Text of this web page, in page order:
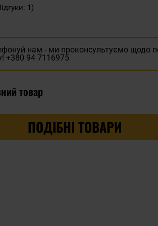
1)
нам - ми проконсультуємо щодо
+380 94 7116975
товар
ПОДІБНІ ТОВАРИ